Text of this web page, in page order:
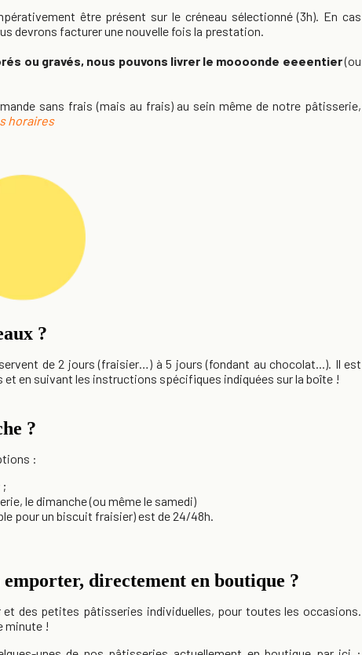
être présent sur le créneau sélectionné (3h). En cas
devrons facturer une nouvelle fois la prestation.
ou gravés, nous pouvons livrer le moooonde eeeentier(ou
sans frais (mais au frais) au sein même de notre pâtisserie,
horaires
?
de 2 jours (fraisier…) à 5 jours (fondant au chocolat...). Il est
en suivant les instructions spécifiques indiquées sur la boîte !
?
:
;
le dimanche (ou même le samedi)
pour un biscuit fraisier) est de 24/48h.
emporter, directement en boutique ?
des petites pâtisseries individuelles, pour toutes les occasions.
minute !